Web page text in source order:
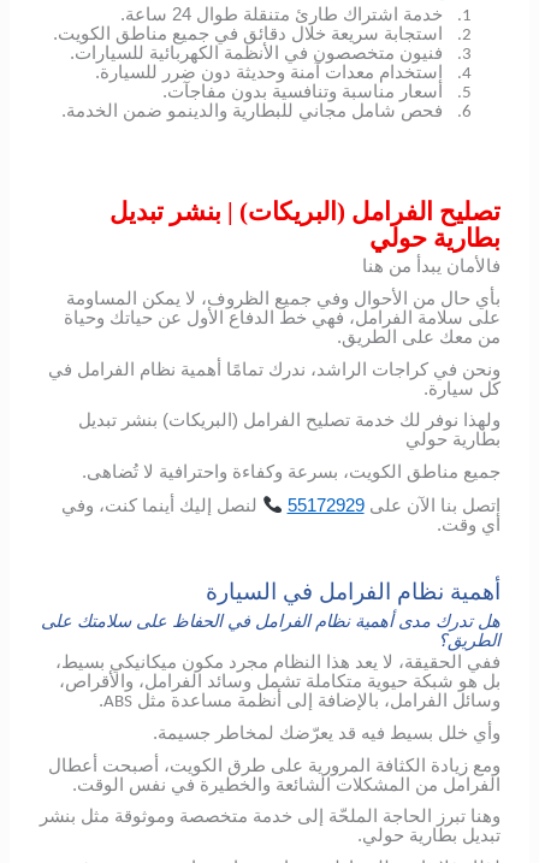
1. خدمة اشتراك طارئ متنقلة طوال 24 ساعة.
2. استجابة سريعة خلال دقائق في جميع مناطق الكويت.
3. فنيون متخصصون في الأنظمة الكهربائية للسيارات.
4. استخدام معدات آمنة وحديثة دون ضرر للسيارة.
5. أسعار مناسبة وتنافسية بدون مفاجآت.
6. فحص شامل مجاني للبطارية والدينمو ضمن الخدمة.
تصليح الفرامل (البريكات) | بنشر تبديل
بطارية حولي
فالأمان يبدأ من هنا
بأي حال من الأحوال وفي جميع الظروف، لا يمكن المساومة
على سلامة الفرامل، فهي خط الدفاع الأول عن حياتك وحياة
من معك على الطريق.
ونحن في كراجات الراشد، ندرك تمامًا أهمية نظام الفرامل في
كل سيارة.
ولهذا نوفر لك خدمة تصليح الفرامل (البريكات) بنشر تبديل
بطارية حولي
جميع مناطق الكويت، بسرعة وكفاءة واحترافية لا تُضاهى.
اتصل بنا الآن على 55172929 لنصل إليك أينما كنت، وفي
أي وقت.
أهمية نظام الفرامل في السيارة
هل تدرك مدى أهمية نظام الفرامل في الحفاظ على سلامتك على
الطريق؟
ففي الحقيقة، لا يعد هذا النظام مجرد مكون ميكانيكي بسيط،
بل هو شبكة حيوية متكاملة تشمل وسائد الفرامل، والأقراص،
وسائل الفرامل، بالإضافة إلى أنظمة مساعدة مثلABS
.
وأي خلل بسيط فيه قد يعرّضك لمخاطر جسيمة.
ومع زيادة الكثافة المرورية على طرق الكويت، أصبحت أعطال
الفرامل من المشكلات الشائعة والخطيرة في نفس الوقت.
وهنا تبرز الحاجة الملحّة إلى خدمة متخصصة وموثوقة مثل بنشر
تبديل بطارية حولي.